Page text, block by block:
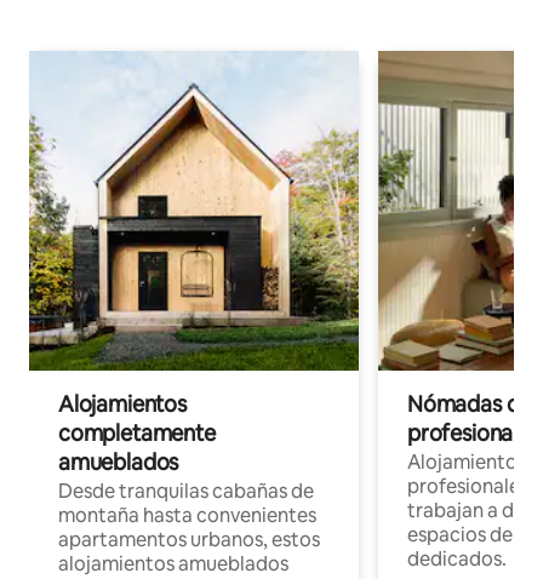
Alojamientos
completamente
amueblados
Desde tranquilas cabañas de
montaña hasta convenientes
apartamentos urbanos, estos
alojamientos amueblados
Nómadas
Alojamientos
profesionales
trabajan a
espacios de
dedicados.